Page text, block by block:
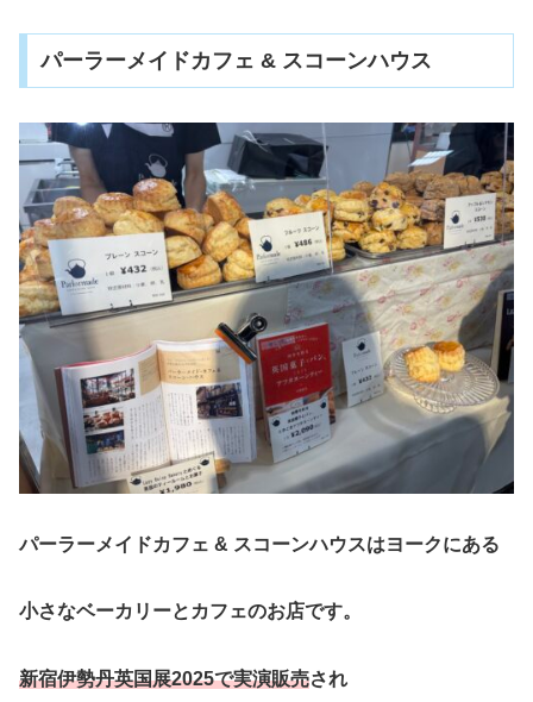
パーラーメイドカフェ & スコーンハウス
パーラーメイドカフェ & スコーンハウスはヨークにある
小さなベーカリーとカフェのお店です。
新宿伊勢丹英国展2025で実演販売され